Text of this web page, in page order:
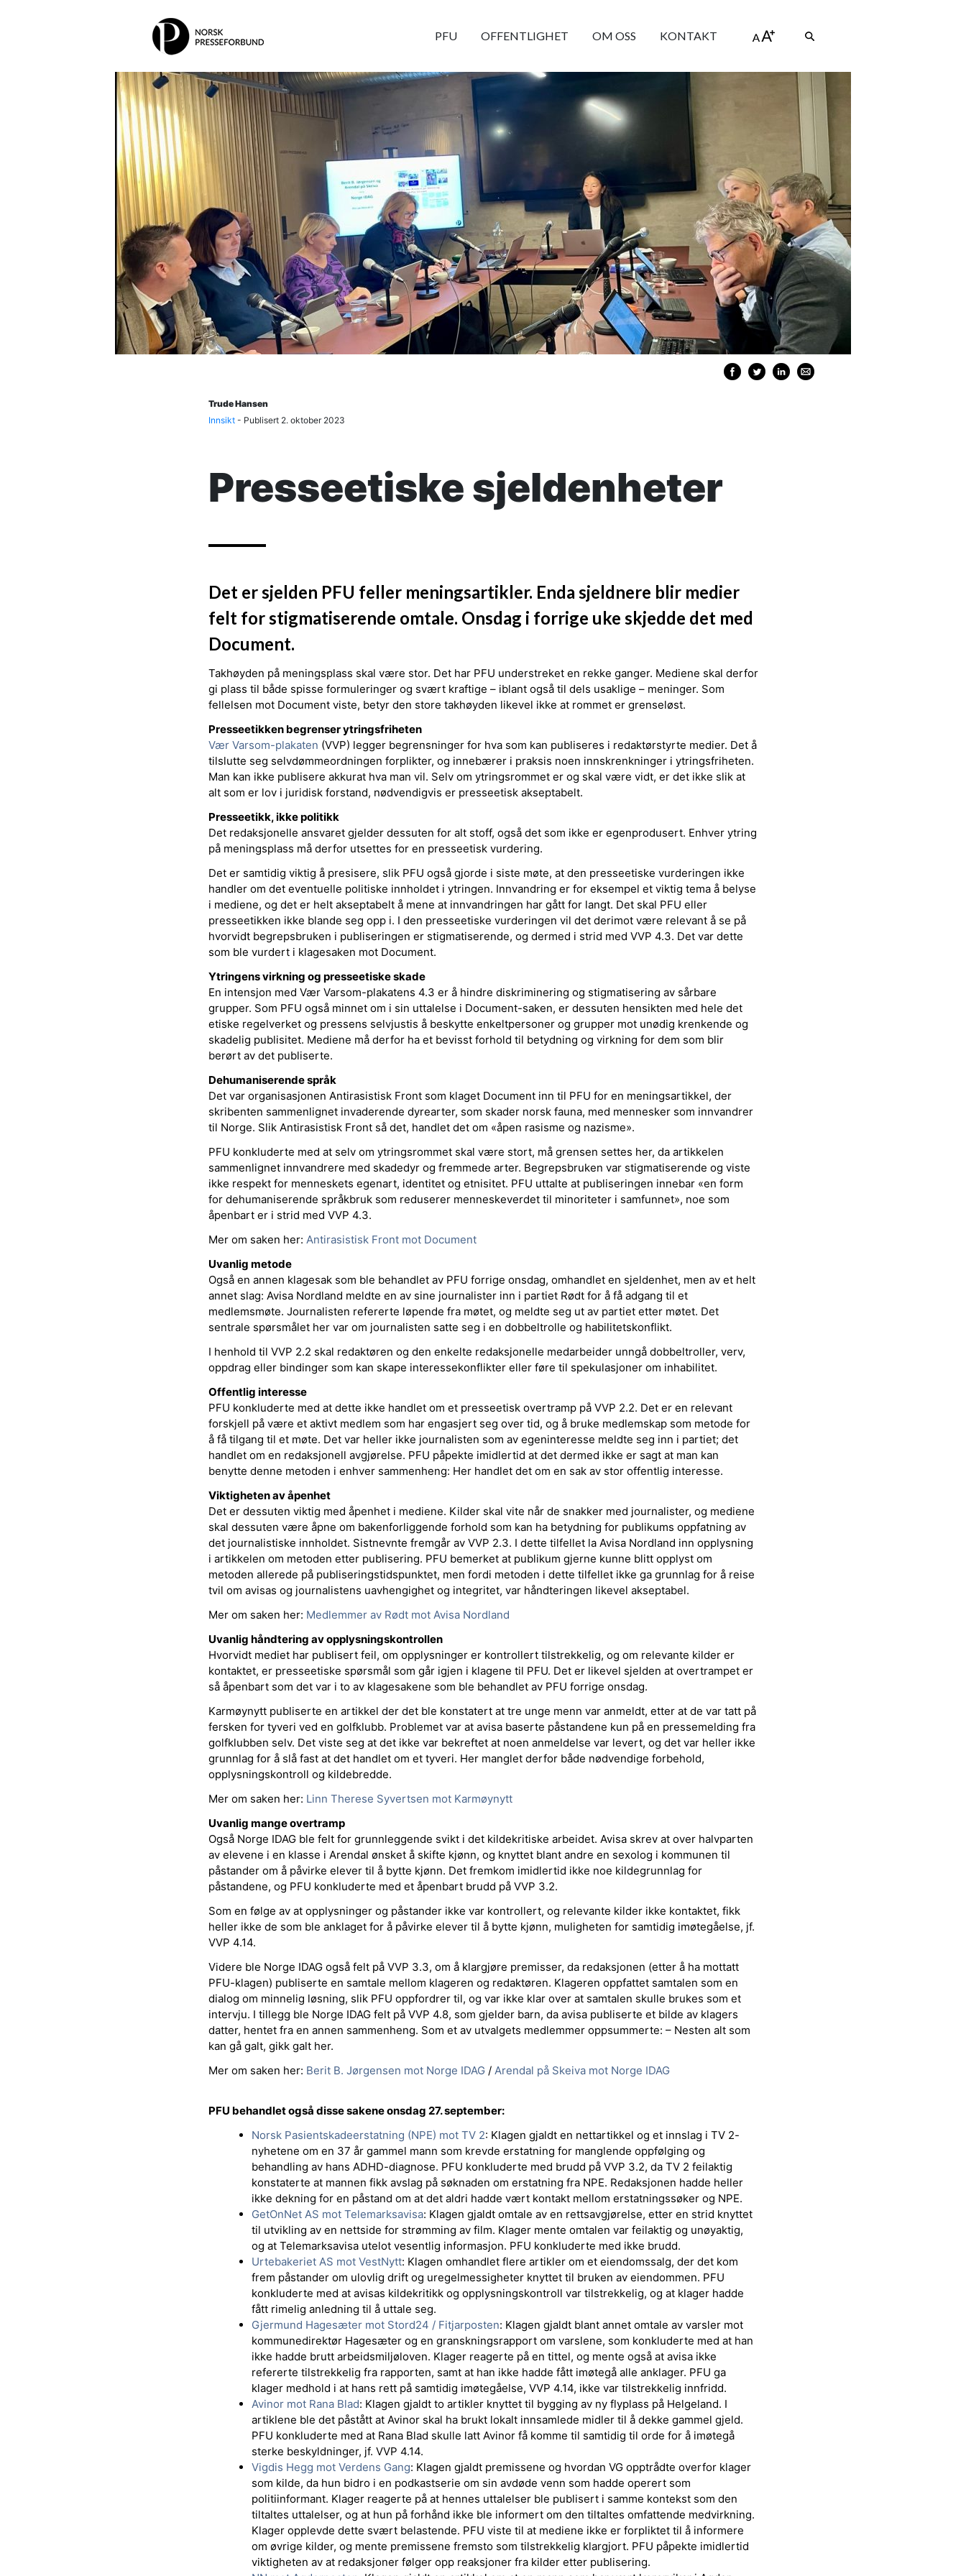
Vis
Skipp
innhold
PFU OFFENTLIGHET OM OSS KONTAKT
Trude Hansen
Innsikt - Publisert 2. oktober 2023
Presseetiske sjeldenheter
Det er sjelden PFU feller meningsartikler. Enda sjeldnere blir medier
felt for stigmatiserende omtale. Onsdag i forrige uke skjedde det med
Document.
Takhøyden på meningsplass skal være stor. Det har PFU understreket en rekke ganger. Mediene skal derfor
gi plass til både spisse formuleringer og svært kraftige – iblant også til dels usaklige – meninger. Som
fellelsen mot Document viste, betyr den store takhøyden likevel ikke at rommet er grenseløst.
Presseetikken begrenser ytringsfriheten
Vær Varsom-plakaten (VVP) legger begrensninger for hva som kan publiseres i redaktørstyrte medier. Det å
tilslutte seg selvdømmeordningen forplikter, og innebærer i praksis noen innskrenkninger i ytringsfriheten.
Man kan ikke publisere akkurat hva man vil. Selv om ytringsrommet er og skal være vidt, er det ikke slik at
alt som er lov i juridisk forstand, nødvendigvis er presseetisk akseptabelt.
Presseetikk, ikke politikk
Det redaksjonelle ansvaret gjelder dessuten for alt stoff, også det som ikke er egenprodusert. Enhver ytring
på meningsplass må derfor utsettes for en presseetisk vurdering.
Det er samtidig viktig å presisere, slik PFU også gjorde i siste møte, at den presseetiske vurderingen ikke
handler om det eventuelle politiske innholdet i ytringen. Innvandring er for eksempel et viktig tema å belyse
i mediene, og det er helt akseptabelt å mene at innvandringen har gått for langt. Det skal PFU eller
presseetikken ikke blande seg opp i. I den presseetiske vurderingen vil det derimot være relevant å se på
hvorvidt begrepsbruken i publiseringen er stigmatiserende, og dermed i strid med VVP 4.3. Det var dette
som ble vurdert i klagesaken mot Document.
Ytringens virkning og presseetiske skade
En intensjon med Vær Varsom-plakatens 4.3 er å hindre diskriminering og stigmatisering av sårbare
grupper. Som PFU også minnet om i sin uttalelse i Document-saken, er dessuten hensikten med hele det
etiske regelverket og pressens selvjustis å beskytte enkeltpersoner og grupper mot unødig krenkende og
skadelig publisitet. Mediene må derfor ha et bevisst forhold til betydning og virkning for dem som blir
berørt av det publiserte.
Dehumaniserende språk
Det var organisasjonen Antirasistisk Front som klaget Document inn til PFU for en meningsartikkel, der
skribenten sammenlignet invaderende dyrearter, som skader norsk fauna, med mennesker som innvandrer
til Norge. Slik Antirasistisk Front så det, handlet det om «åpen rasisme og nazisme».
PFU konkluderte med at selv om ytringsrommet skal være stort, må grensen settes her, da artikkelen
sammenlignet innvandrere med skadedyr og fremmede arter. Begrepsbruken var stigmatiserende og viste
ikke respekt for menneskets egenart, identitet og etnisitet. PFU uttalte at publiseringen innebar «en form
for dehumaniserende språkbruk som reduserer menneskeverdet til minoriteter i samfunnet», noe som
åpenbart er i strid med VVP 4.3.
Mer om saken her: Antirasistisk Front mot Document
Uvanlig metode
Også en annen klagesak som ble behandlet av PFU forrige onsdag, omhandlet en sjeldenhet, men av et helt
annet slag: Avisa Nordland meldte en av sine journalister inn i partiet Rødt for å få adgang til et
medlemsmøte. Journalisten refererte løpende fra møtet, og meldte seg ut av partiet etter møtet. Det
sentrale spørsmålet her var om journalisten satte seg i en dobbeltrolle og habilitetskonflikt.
I henhold til VVP 2.2 skal redaktøren og den enkelte redaksjonelle medarbeider unngå dobbeltroller, verv,
oppdrag eller bindinger som kan skape interessekonflikter eller føre til spekulasjoner om inhabilitet.
Offentlig interesse
PFU konkluderte med at dette ikke handlet om et presseetisk overtramp på VVP 2.2. Det er en relevant
forskjell på være et aktivt medlem som har engasjert seg over tid, og å bruke medlemskap som metode for
å få tilgang til et møte. Det var heller ikke journalisten som av egeninteresse meldte seg inn i partiet; det
handlet om en redaksjonell avgjørelse. PFU påpekte imidlertid at det dermed ikke er sagt at man kan
benytte denne metoden i enhver sammenheng: Her handlet det om en sak av stor offentlig interesse.
Viktigheten av åpenhet
Det er dessuten viktig med åpenhet i mediene. Kilder skal vite når de snakker med journalister, og mediene
skal dessuten være åpne om bakenforliggende forhold som kan ha betydning for publikums oppfatning av
det journalistiske innholdet. Sistnevnte fremgår av VVP 2.3. I dette tilfellet la Avisa Nordland inn opplysning
i artikkelen om metoden etter publisering. PFU bemerket at publikum gjerne kunne blitt opplyst om
metoden allerede på publiseringstidspunktet, men fordi metoden i dette tilfellet ikke ga grunnlag for å reise
tvil om avisas og journalistens uavhengighet og integritet, var håndteringen likevel akseptabel.
Mer om saken her: Medlemmer av Rødt mot Avisa Nordland
Uvanlig håndtering av opplysningskontrollen
Hvorvidt mediet har publisert feil, om opplysninger er kontrollert tilstrekkelig, og om relevante kilder er
kontaktet, er presseetiske spørsmål som går igjen i klagene til PFU. Det er likevel sjelden at overtrampet er
så åpenbart som det var i to av klagesakene som ble behandlet av PFU forrige onsdag.
Karmøynytt publiserte en artikkel der det ble konstatert at tre unge menn var anmeldt, etter at de var tatt på
fersken for tyveri ved en golfklubb. Problemet var at avisa baserte påstandene kun på en pressemelding fra
golfklubben selv. Det viste seg at det ikke var bekreftet at noen anmeldelse var levert, og det var heller ikke
grunnlag for å slå fast at det handlet om et tyveri. Her manglet derfor både nødvendige forbehold,
opplysningskontroll og kildebredde.
Mer om saken her: Linn Therese Syvertsen mot Karmøynytt
Uvanlig mange overtramp
Også Norge IDAG ble felt for grunnleggende svikt i det kildekritiske arbeidet. Avisa skrev at over halvparten
av elevene i en klasse i Arendal ønsket å skifte kjønn, og knyttet blant andre en sexolog i kommunen til
påstander om å påvirke elever til å bytte kjønn. Det fremkom imidlertid ikke noe kildegrunnlag for
påstandene, og PFU konkluderte med et åpenbart brudd på VVP 3.2.
Som en følge av at opplysninger og påstander ikke var kontrollert, og relevante kilder ikke kontaktet, fikk
heller ikke de som ble anklaget for å påvirke elever til å bytte kjønn, muligheten for samtidig imøtegåelse, jf.
VVP 4.14.
Videre ble Norge IDAG også felt på VVP 3.3, om å klargjøre premisser, da redaksjonen (etter å ha mottatt
PFU-klagen) publiserte en samtale mellom klageren og redaktøren. Klageren oppfattet samtalen som en
dialog om minnelig løsning, slik PFU oppfordrer til, og var ikke klar over at samtalen skulle brukes som et
intervju. I tillegg ble Norge IDAG felt på VVP 4.8, som gjelder barn, da avisa publiserte et bilde av klagers
datter, hentet fra en annen sammenheng. Som et av utvalgets medlemmer oppsummerte: – Nesten alt som
kan gå galt, gikk galt her.
Mer om saken her: Berit B. Jørgensen mot Norge IDAG/ Arendal på Skeiva mot Norge IDAG
PFU behandlet også disse sakene onsdag 27. september:
Norsk Pasientskadeerstatning (NPE) mot TV 2: Klagen gjaldt en nettartikkel og et innslag i TV 2-
nyhetene om en 37 år gammel mann som krevde erstatning for manglende oppfølging og
behandling av hans ADHD-diagnose. PFU konkluderte med brudd på VVP 3.2, da TV 2 feilaktig
konstaterte at mannen fikk avslag på søknaden om erstatning fra NPE. Redaksjonen hadde heller
ikke dekning for en påstand om at det aldri hadde vært kontakt mellom erstatningssøker og NPE.
GetOnNet AS mot Telemarksavisa: Klagen gjaldt omtale av en rettsavgjørelse, etter en strid knyttet
til utvikling av en nettside for strømming av film. Klager mente omtalen var feilaktig og unøyaktig,
og at Telemarksavisa utelot vesentlig informasjon. PFU konkluderte med ikke brudd.
Urtebakeriet AS mot VestNytt: Klagen omhandlet flere artikler om et eiendomssalg, der det kom
frem påstander om ulovlig drift og uregelmessigheter knyttet til bruken av eiendommen. PFU
konkluderte med at avisas kildekritikk og opplysningskontroll var tilstrekkelig, og at klager hadde
fått rimelig anledning til å uttale seg.
Gjermund Hagesæter mot Stord24 / Fitjarposten: Klagen gjaldt blant annet omtale av varsler mot
kommunedirektør Hagesæter og en granskningsrapport om varslene, som konkluderte med at han
ikke hadde brutt arbeidsmiljøloven. Klager reagerte på en tittel, og mente også at avisa ikke
refererte tilstrekkelig fra rapporten, samt at han ikke hadde fått imøtegå alle anklager. PFU ga
klager medhold i at hans rett på samtidig imøtegåelse, VVP 4.14, ikke var tilstrekkelig innfridd.
Avinor mot Rana Blad: Klagen gjaldt to artikler knyttet til bygging av ny flyplass på Helgeland. I
artiklene ble det påstått at Avinor skal ha brukt lokalt innsamlede midler til å dekke gammel gjeld.
PFU konkluderte med at Rana Blad skulle latt Avinor få komme til samtidig til orde for å imøtegå
sterke beskyldninger, jf. VVP 4.14.
Vigdis Hegg mot Verdens Gang: Klagen gjaldt premissene og hvordan VG opptrådte overfor klager
som kilde, da hun bidro i en podkastserie om sin avdøde venn som hadde operert som
politiinformant. Klager reagerte på at hennes uttalelser ble publisert i samme kontekst som den
tiltaltes uttalelser, og at hun på forhånd ikke ble informert om den tiltaltes omfattende medvirkning.
Klager opplevde dette svært belastende. PFU viste til at mediene ikke er forpliktet til å informere
om øvrige kilder, og mente premissene fremsto som tilstrekkelig klargjort. PFU påpekte imidlertid
viktigheten av at redaksjoner følger opp reaksjoner fra kilder etter publisering.